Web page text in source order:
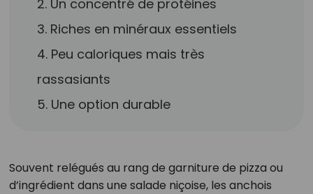
2. Un concentré de protéines
3. Riches en minéraux essentiels
4. Peu caloriques mais très
rassasiants
5. Une option durable
Souvent relégués au rang de garniture de pizza ou
d’ingrédient dans une salade niçoise, les anchois